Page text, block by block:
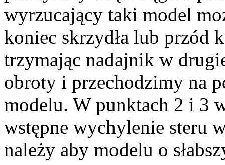
wyrzucający taki model
koniec skrzydła lub przód
trzymając nadajnik w
obroty i przechodzimy na
modelu. W punktach 2 i 3
wstępne wychylenie steru
należy aby modelu o